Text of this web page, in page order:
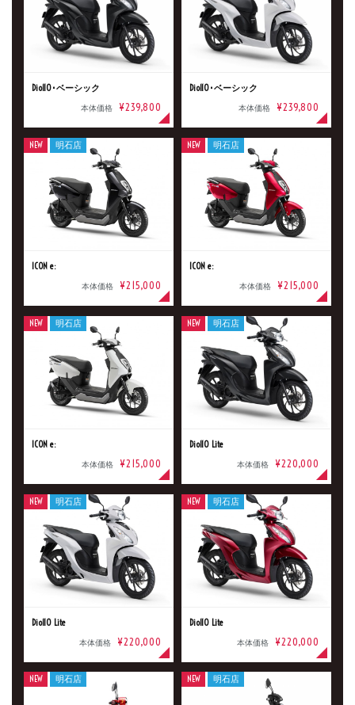
Dio110･ベーシック
本体価格 ¥239,800
Dio110･ベーシック
本体価格 ¥239,800
ICON e:
本体価格 ¥215,000
NEW 明石店
ICON e:
本体価格 ¥215,000
NEW 明石店
ICON e:
本体価格 ¥215,000
NEW 明石店
Dio110 Lite
本体価格 ¥220,000
NEW 明石店
Dio110 Lite
本体価格 ¥220,000
NEW 明石店
Dio110 Lite
本体価格 ¥220,000
NEW 明石店
NEW 明石店 NEW 明石店
新車 中古車
タイプ